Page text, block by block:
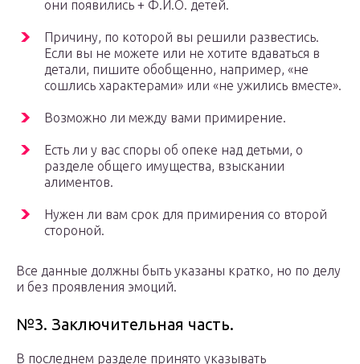
они появились + Ф.И.О. детей.
Причину, по которой вы решили развестись.
Если вы не можете или не хотите вдаваться в
детали, пишите обобщенно, например, «не
сошлись характерами» или «не ужились вместе».
Возможно ли между вами примирение.
Есть ли у вас споры об опеке над детьми, о
разделе общего имущества, взыскании
алиментов.
Нужен ли вам срок для примирения со второй
стороной.
Все данные должны быть указаны кратко, но по делу
и без проявления эмоций.
№3. Заключительная часть.
В последнем разделе принято указывать